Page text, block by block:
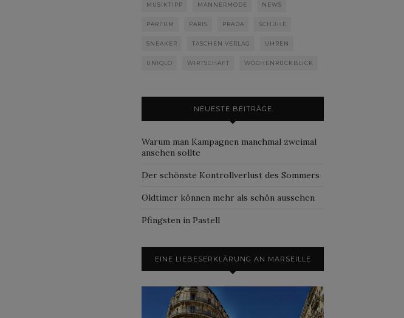
MUSIKTIPP MÄNNERMODE NEWS
PARFUM PARIS PRADA SCHUHE
SNEAKER TASCHEN VERLAG UHREN
UNIQLO WIRTSCHAFT WOCHENRÜCKBLICK
NEUESTE BEITRÄGE
Warum man Kampagnen manchmal zweimal
ansehen sollte
Der schönste Kontrollverlust des Sommers
Oldtimer können mehr als schön aussehen
Pfingsten in Pastell
EINE LIEBESERKLÄRUNG AN MARSEILLE